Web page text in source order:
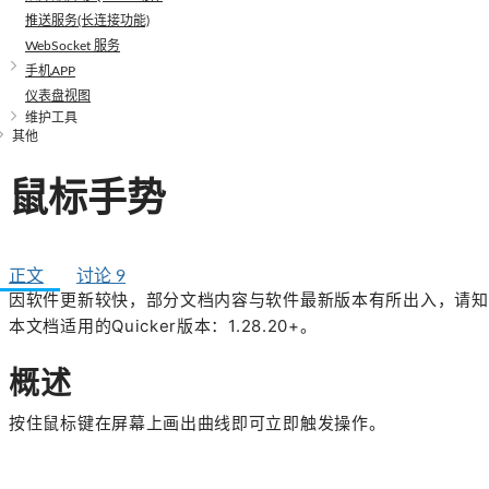
推送服务(长连接功能)
WebSocket 服务
手机APP
仪表盘视图
维护工具
其他
鼠标手势
正文 讨论 9
因软件更新较快，部分文档内容与软件最新版本有所出入，请
本文档适用的Quicker版本：1.28.20+。
概述
按住鼠标键在屏幕上画出曲线即可立即触发操作。